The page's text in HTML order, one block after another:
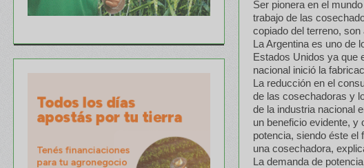
Ser pionera en el
trabajo de las
copiado del terreno,
La Argentina es uno de
Estados Unidos ya que
nacional inició la
La reducción en el
de las cosechadoras y
de la industria nacional
un beneficio evidente, y
potencia, siendo éste el
una cosechadora,
La demanda de